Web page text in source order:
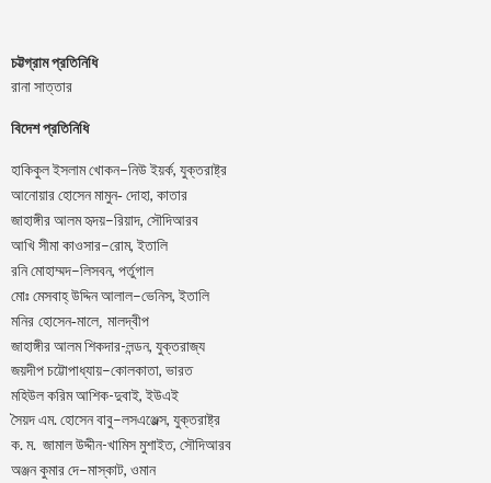
চট্টগ্রাম প্রতিনিধি
রানা সাত্তার
বিদেশ প্রতিনিধি
হাকিকুল ইসলাম খোকন–নিউ ইয়র্ক, যুক্তরাষ্ট্র
আনোয়ার হোসেন মামুন- দোহা, কাতার
জাহাঙ্গীর আলম হৃদয়–রিয়াদ, সৌদিআরব
আখি সীমা কাওসার–রোম,ইতালি
রনি মোহাম্মদ–লিসবন, পর্তুগাল
মোঃ মেসবাহ্ উদ্দিন আলাল–ভেনিস,ইতালি
মনির হোসেন-মালে, মালদ্বীপ
জাহাঙ্গীর আলম শিকদার-লন্ডন, যুক্তরাজ্য
জয়দীপ চট্টোপাধ্যায়–কোলকাতা, ভারত
মহিউল করিম আশিক-দুবাই, ইউএই
সৈয়দ এম. হোসেন বাবু–লসএঞ্জেল্স, যুক্তরাষ্ট্র
ক. ম. জামাল উদ্দীন-খামিস মুশাইত, সৌদিআরব
অঞ্জন কুমার দে–মাস্কাট, ওমান